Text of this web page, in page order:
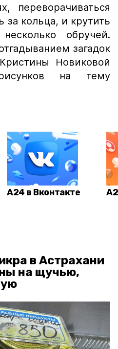
переворачиваться
за кольца, и крутить
обручей.
загадок
Новиковой
на тему
А24 в Вконтакте
в Астрахани
на щучью,